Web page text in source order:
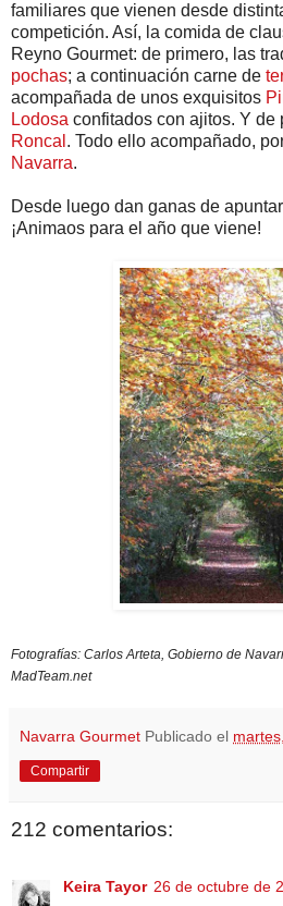
familiares que vienen desde
competición. Así, la comida de
Reyno Gourmet: de primero, las
pochas; a continuación carne de
acompañada de unos exquisitos
Lodosa confitados con ajitos. Y de
Roncal . Todo ello acompañado,
Navarra.
Desde luego dan ganas de
¡Animaos para el año que viene!
Fotografías: Carlos Arteta, Gobierno de
MadTeam.net
Navarra Gourmet Publicado el
Compartir
212 comentarios:
Keira Tayor 26 de octubre de